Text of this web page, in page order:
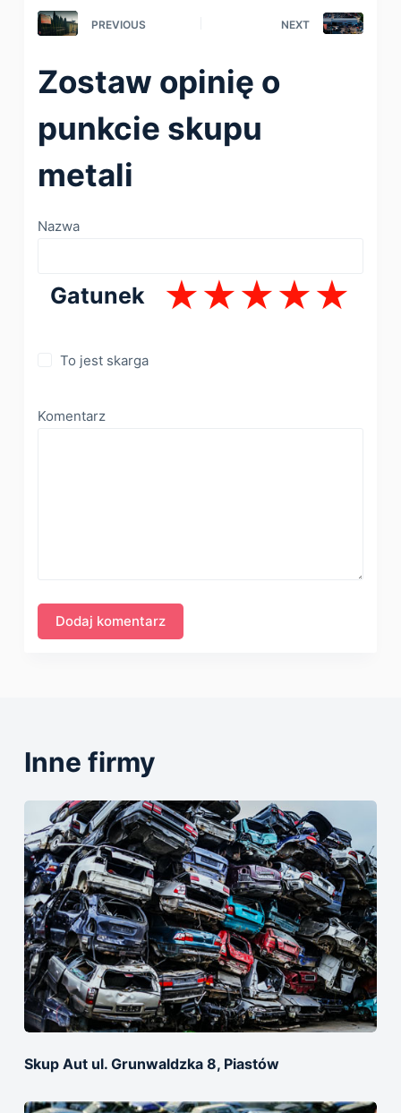
PREVIOUS NEXT
Zostaw opinię o
punkcie skupu
metali
Nazwa
Gatunek
To jest skarga
Komentarz
Inne firmy
Skup Aut ul. Grunwaldzka 8, Piastów